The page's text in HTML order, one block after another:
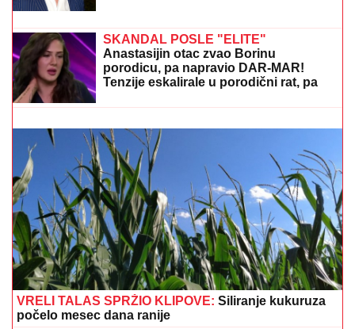
BIVŠI RIJALITI PAR PRODAJE KUĆU U KOJU SU
ULOŽILI 200.000 EVRASagradili vilu na Kosmaju i
pokrenuli biznis, a sada im hitno treba novac: "To je
razlog prodaje"
SVET PUCA NA DVA DELA, IRANU
NOŽ U LEĐA:Šta zaista znači pakt
Saudijske Arabije, Turske i Pakistana?
EVO KOLIKO GODIŠNJE ZARAĐUJE